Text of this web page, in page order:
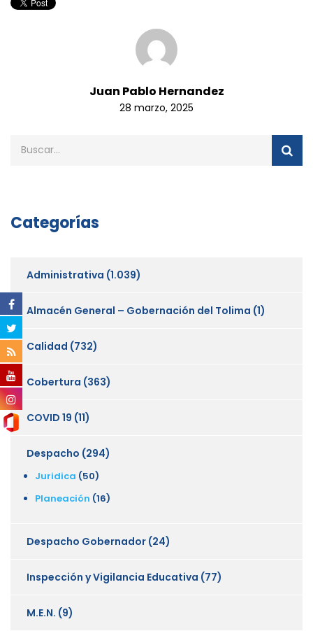
Juan Pablo Hernandez
28 marzo, 2025
Categorías
Administrativa (1.039)
Almacén General – Gobernación del Tolima (1)
Calidad (732)
Cobertura (363)
COVID 19 (11)
Despacho (294)
Juridica (50)
Planeación (16)
Despacho Gobernador (24)
Inspección y Vigilancia Educativa (77)
M.E.N. (9)